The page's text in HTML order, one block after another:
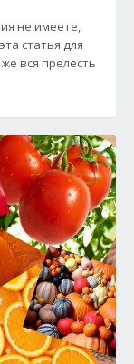
не имеете,
статья для
вся прелесть